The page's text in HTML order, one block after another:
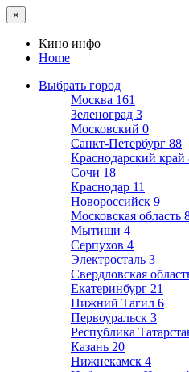
×
Кино инфо
Home
Выбрать город
Москва 161
Зеленоград 3
Московский 0
Санкт-Петербург 88
Краснодарский край
Сочи 18
Краснодар 11
Новороссийск 9
Московская область
Мытищи 4
Серпухов 4
Электросталь 3
Свердловская
Екатеринбург 21
Нижний Тагил 6
Первоуральск 3
Республика
Казань 20
Нижнекамск 4